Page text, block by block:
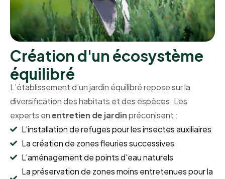
Création d'un écosystème
équilibré
L’établissement d’un jardin équilibré repose sur la
diversification des habitats et des espèces. Les
experts enentretien de jardinpréconisent :
L'installation de refuges pour les insectes auxiliaires
La création de zones fleuries successives
L'aménagement de points d'eau naturels
La préservation de zones moins entretenues pour la